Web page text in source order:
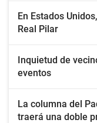
En Estados
Real Pilar
Inquietud de
eventos
La columna del
traerá una doble